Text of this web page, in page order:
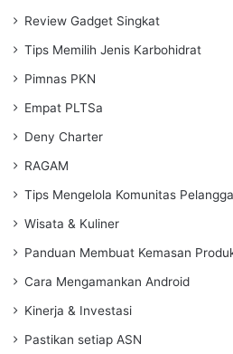
Review Gadget Singkat
Tips Memilih Jenis Karbohidrat
Pimnas PKN
Empat PLTSa
Deny Charter
RAGAM
Tips Mengelola Komunitas
Wisata & Kuliner
Panduan Membuat Kemasan
Cara Mengamankan Android
Kinerja & Investasi
Pastikan setiap ASN